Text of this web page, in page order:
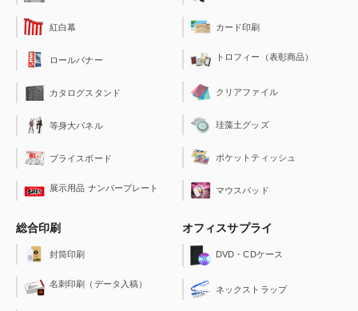
紅白幕
ロールバナー
カタログスタンド
等身大パネル
プライスボード
展示用品 ナンバープレート
カード印刷
トロフィー（表彰商品）
クリアファイル
珪藻土グッズ
ポケットティッシュ
マウスパッド
総合印刷
封筒印刷
名刺印刷（データ入稿）
オフィスサプライ
DVD・CDケース
ネックストラップ